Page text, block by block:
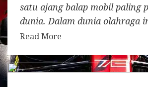
satu ajang balap mobil paling
dunia. Dalam dunia olahraga
Read More